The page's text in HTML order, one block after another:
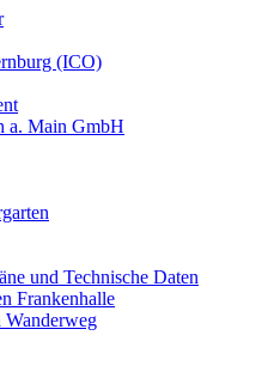
(ICO)
a. Main GmbH
und Technische Daten
Frankenhalle